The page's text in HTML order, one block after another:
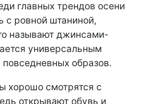
главных трендов осени
с ровной штаниной,
называют джинсами-
универсальным
образов.
хорошо смотрятся с
открывают обувь и